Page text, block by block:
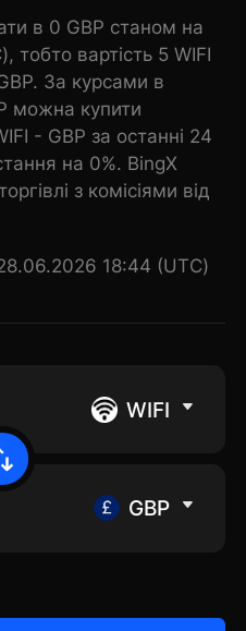
в 0 GBP станом на
тобто вартість 5 WIFI
За курсами в
можна купити
- GBP за останні 24
на 0%. BingX
з комісіями від
18:44 (UTC)
WIFI
GBP